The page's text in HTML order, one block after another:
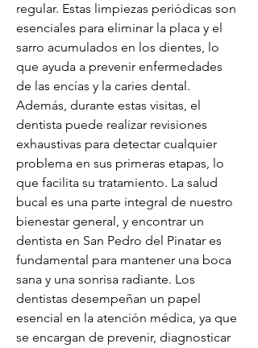
regular. Estas limpiezas periódicas son
esenciales para eliminar la placa y el
sarro acumulados en los dientes, lo
que ayuda a prevenir enfermedades
de las encías y la caries dental.
Además, durante estas visitas, el
dentista puede realizar revisiones
exhaustivas para detectar cualquier
problema en sus primeras etapas, lo
que facilita su tratamiento. La salud
bucal es una parte integral de nuestro
bienestar general, y encontrar un
dentista en San Pedro del Pinatar es
fundamental para mantener una boca
sana y una sonrisa radiante. Los
dentistas desempeñan un papel
esencial en la atención médica, ya que
se encargan de prevenir, diagnosticar